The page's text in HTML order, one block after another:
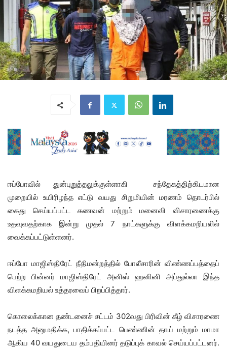
ஈப்போவில் துன்புறுத்தலுக்குள்ளாகி சந்தேகத்திற்கிடமான
முறையில் உயிரிழந்த எட்டு வயது சிறுமியின் மரணம் தொடர்பில்
கைது செய்யப்பட்ட கணவன் மற்றும் மனைவி விசாரணைக்கு
உதவுவதற்காக இன்று முதல் 7 நாட்களுக்கு விளக்கமறியலில்
வைக்கப்பட்டுள்ளனர்.
ஈப்போ மாஜிஸ்திரேட் நீதிமன்றத்தில் போலீசாரின் விண்ணப்பத்தைப்
பெற்ற பின்னர் மாஜிஸ்திரேட் அனிஸ் ஹனினி அப்துல்லா இந்த
விளக்கமறியல் உத்தரவைப் பிறப்பித்தார்.
கொலைக்கான தண்டனைச் சட்டம் 302வது பிரிவின் கீழ் விசாரணை
நடத்த அனுமதிக்க, பாதிக்கப்பட்ட பெண்ணின் தாய் மற்றும் மாமா
ஆகிய 40 வயதுடைய தம்பதியினர் தடுப்புக் காவல் செய்யப்பட்டனர்.